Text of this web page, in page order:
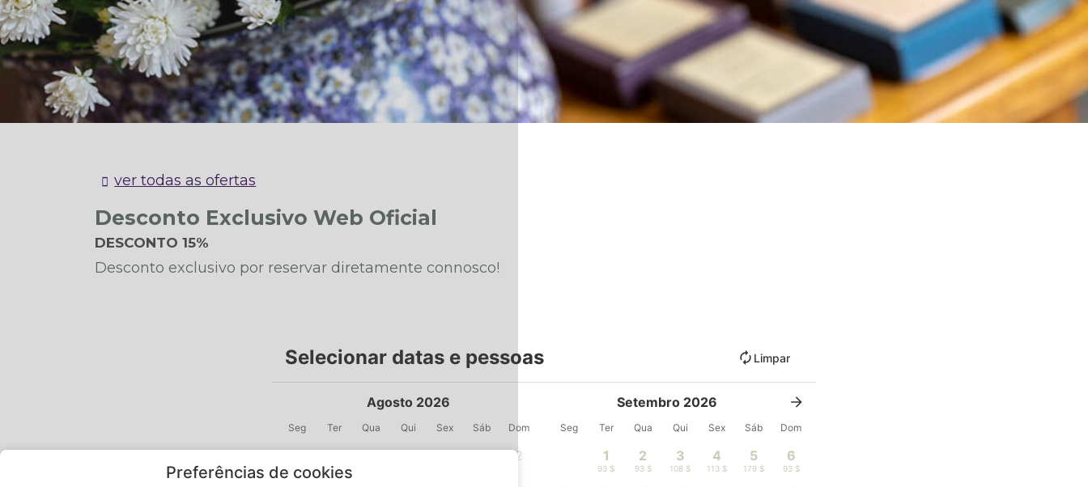
[mirai_engine data_device="desktop"]
ver todas as ofertas
Desconto Exclusivo Web Oficial
DESCONTO 15%
Desconto exclusivo por reservar diretamente connosco!
Selecionar datas e pessoas Limpar
Agosto 2026
Seg Ter Qua Qui Sex Sáb Dom
2
Setembro 2026
Seg Ter Qua Qui Sex Sáb Dom
1
93 $
2
93 $
3
108 $
4
113 $
5
179 $
6
93 $
Preferências de cookies